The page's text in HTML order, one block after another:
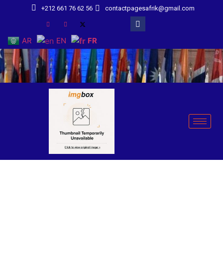
+212 661 76 62 56 contactpagesafrik@gmail.com
AR EN FR